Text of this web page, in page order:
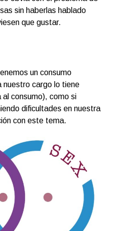
sin haberlas hablado
que gustar.
un consumo
nuestro cargo lo tiene
consumo), como si
dificultades en nuestra
con este tema.